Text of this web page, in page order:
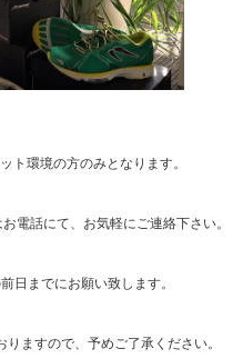
ト環境の方のみとなります。
電話にて、お気軽にご連絡下さい。
までにお願い致します。
ますので、予めご了承ください。